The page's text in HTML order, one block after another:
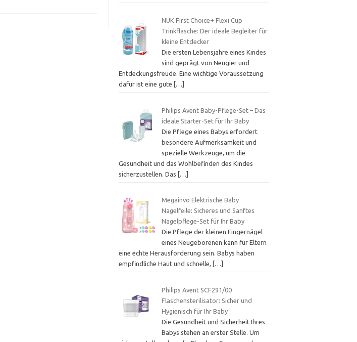
NUK First Choice+ Flexi Cup
Trinkflasche: Der ideale Begleiter für
kleine Entdecker
Die ersten Lebensjahre eines Kindes
sind geprägt von Neugier und
Entdeckungsfreude. Eine wichtige Voraussetzung
dafür ist eine gute
[…]
Philips Avent Baby-Pflege-Set – Das
ideale Starter-Set für Ihr Baby
Die Pflege eines Babys erfordert
besondere Aufmerksamkeit und
spezielle Werkzeuge, um die
Gesundheit und das Wohlbefinden des Kindes
sicherzustellen. Das […]
Megainvo Elektrische Baby
Nagelfeile: Sicheres und Sanftes
Nagelpflege-Set für Ihr Baby
Die Pflege der kleinen Fingernägel
eines Neugeborenen kann für Eltern
eine echte Herausforderung sein. Babys haben
empfindliche Haut und schnelle,
[…]
Philips Avent SCF291/00
Flaschensterilisator: Sicher und
Hygienisch für Ihr Baby
Die Gesundheit und Sicherheit Ihres
Babys stehen an erster Stelle. Um